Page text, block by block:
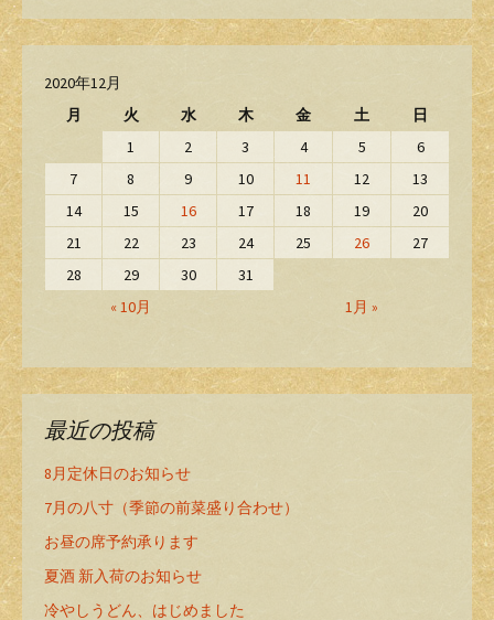
2020年12月
月
火 水 木 金 土 日
« 10月 1月 »
1 2 3 4 5
6
7
8 9 10 11 12
13
14
15 16 17 18 19
20
21
22 23 24 25 26
27
28
29 30 31
最近の投稿
8月定休日のお知らせ
7月の八寸（季節の前菜盛り合わせ）
お昼の席予約承ります
夏酒 新入荷のお知らせ
冷やしうどん、はじめました